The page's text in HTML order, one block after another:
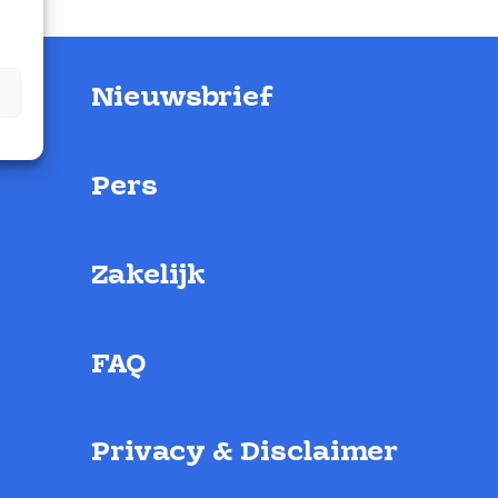
Nieuwsbrief
Pers
Zakelijk
FAQ
Privacy & Disclaimer